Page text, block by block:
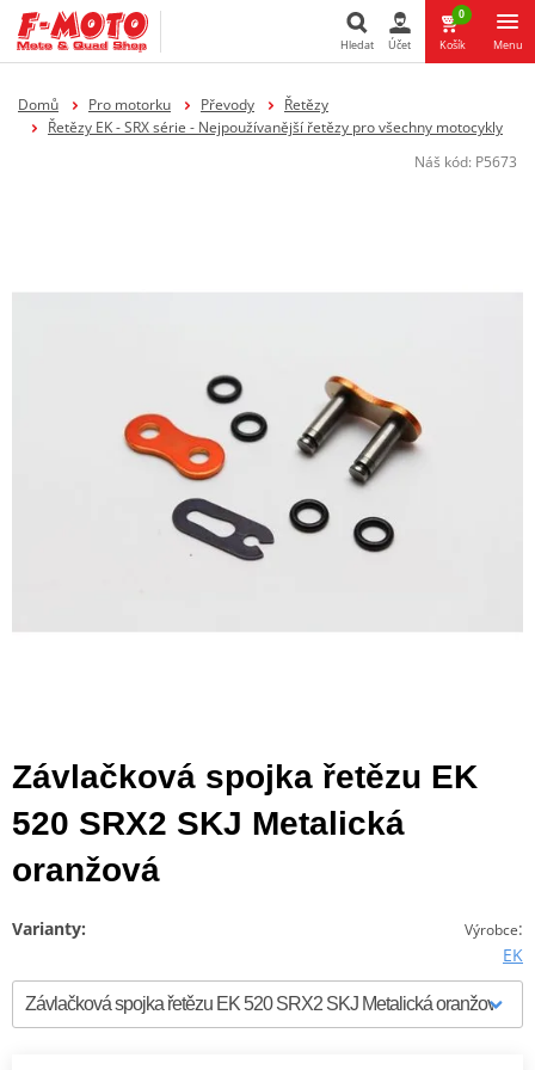
Hledat Účet
0
Košík Menu
Domů Pro motorku Převody
Řetězy
Řetězy EK - SRX série - Nejpoužívanější řetězy pro všechny motocykly
Náš kód: P5673
Závlačková spojka řetězu EK
520 SRX2 SKJ Metalická
oranžová
Výrobce:
EK
Varianty: